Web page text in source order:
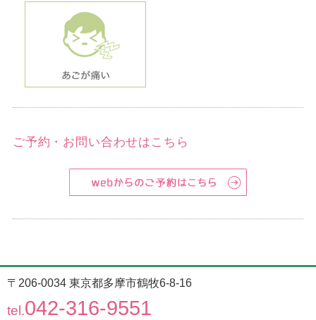
ご予約・お問い合わせはこちら
〒206-0034 東京都多摩市鶴牧6-8-16
tel.042-316-9551